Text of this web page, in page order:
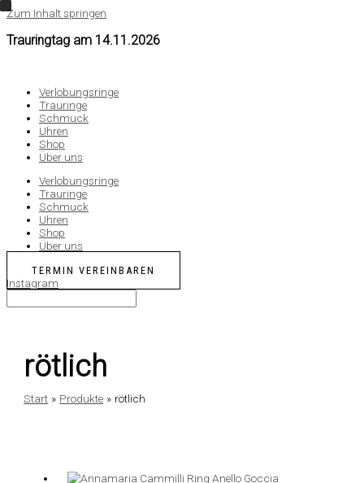
Zum Inhalt springen
Trauringtag am 14.11.2026
Verlobungsringe
Trauringe
Schmuck
Uhren
Shop
Über uns
Verlobungsringe
Trauringe
Schmuck
Uhren
Shop
Über uns
TERMIN VEREINBAREN
Instagram
rötlich
Start Produkte rötlich